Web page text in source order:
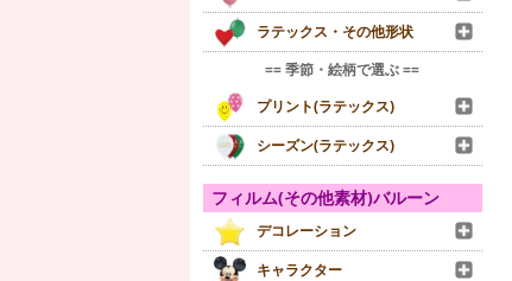
ラテックス・その他形状
== 季節・絵柄で選ぶ ==
プリント(ラテックス)
シーズン(ラテックス)
フィルム(その他素材)バルーン
デコレーション
キャラクター